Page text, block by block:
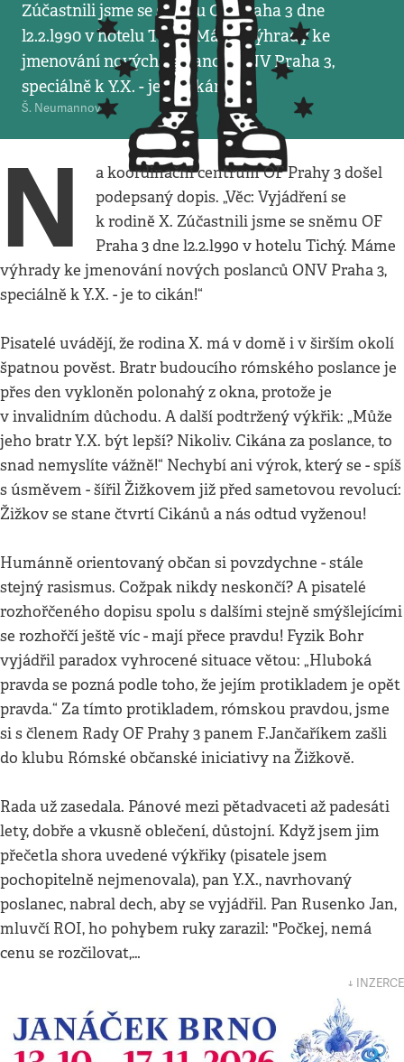
Zúčastnili jsme se sněmu OF Praha 3 dne
l2.2.l990 v hotelu Tichý. Máme výhrady ke
jmenování nových poslanců ONV Praha 3,
speciálně k Y.X. - je to cikán!"
Š. Neumannová
N
a koordinační centrum OF Prahy 3 došel
podepsaný dopis. „Věc: Vyjádření se
k rodině X. Zúčastnili jsme se sněmu OF
Praha 3 dne l2.2.l990 v hotelu Tichý. Máme
výhrady ke jmenování nových poslanců ONV Praha 3,
speciálně k Y.X. - je to cikán!“
Pisatelé uvádějí, že rodina X. má v domě i v širším okolí
špatnou pověst. Bratr budoucího rómského poslance je
přes den vykloněn polonahý z okna, protože je
v invalidním důchodu. A další podtržený výkřik: „Může
jeho bratr Y.X. být lepší? Nikoliv. Cikána za poslance, to
snad nemyslíte vážně!“ Nechybí ani výrok, který se - spíš
s úsměvem - šířil Žižkovem již před sametovou revolucí:
Žižkov se stane čtvrtí Cikánů a nás odtud vyženou!
Humánně orientovaný občan si povzdychne - stále
stejný rasismus. Cožpak nikdy neskončí? A pisatelé
rozhořčeného dopisu spolu s dalšími stejně smýšlejícími
se rozhořčí ještě víc - mají přece pravdu! Fyzik Bohr
vyjádřil paradox vyhrocené situace větou: „Hluboká
pravda se pozná podle toho, že jejím protikladem je opět
pravda.“ Za tímto protikladem, rómskou pravdou, jsme
si s členem Rady OF Prahy 3 panem F.Jančaříkem zašli
do klubu Rómské občanské iniciativy na Žižkově.
Rada už zasedala. Pánové mezi pětadvaceti až padesáti
lety, dobře a vkusně oblečení, důstojní. Když jsem jim
přečetla shora uvedené výkřiky (pisatele jsem
pochopitelně nejmenovala), pan Y.X., navrhovaný
poslanec, nabral dech, aby se vyjádřil. Pan Rusenko Jan,
mluvčí ROI, ho pohybem ruky zarazil: "Počkej, nemá
cenu se rozčilovat,…
↓ INZERCE